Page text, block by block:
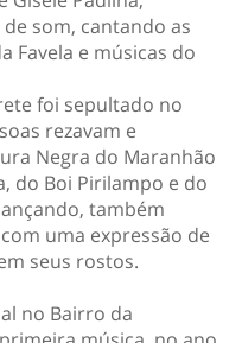
som, cantando as
Favela e músicas do
foi sepultado no
rezavam e
Negra do Maranhão
do Boi Pirilampo e do
também
uma expressão de
seus rostos.
no Bairro da